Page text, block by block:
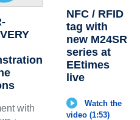
with
NFC / RFID
tag with
new M24SR
series at
EEtimes
live
Watch the
video (1:53)